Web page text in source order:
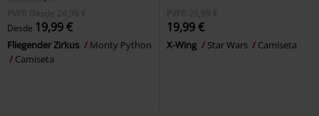
PVPR
Desde 24,99 €
Desde 19,99 €
Fliegender Zirkus
Monty Python
Camiseta
PVPR 29,99 €
19,99 €
X-Wing Star Wars Camiseta